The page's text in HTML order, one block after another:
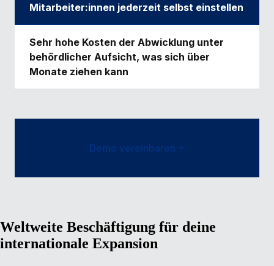
Mitarbeiter:innen jederzeit selbst einstellen
Sehr hohe Kosten der Abwicklung unter
behördlicher Aufsicht, was sich über
Monate ziehen kann
Demo vereinbaren
Weltweite Beschäftigung für deine
internationale Expansion